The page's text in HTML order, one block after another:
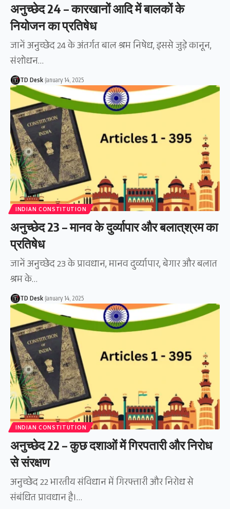
अनुच्छेद 24 – कारखानों आदि में बालकों के
नियोजन का प्रतिषेध
जानें अनुच्छेद 24 के अंतर्गत बाल श्रम निषेध, इससे जुड़े कानून,
संशोधन…
TD Desk January 14, 2025
INDIAN CONSTITUTION
अनुच्छेद 23 – मानव के दुर्व्यापार और बलात्‌‌श्रम का
प्रतिषेध
जानें अनुच्छेद 23 के प्रावधान, मानव दुर्व्यापार, बेगार और बलात
श्रम के…
TD Desk January 14, 2025
INDIAN CONSTITUTION
अनुच्छेद 22 – कुछ दशाओं में गिरपतारी और निरोध
से संरक्षण
अनुच्छेद 22 भारतीय संविधान में गिरफ्तारी और निरोध से
संबंधित प्रावधान है।…